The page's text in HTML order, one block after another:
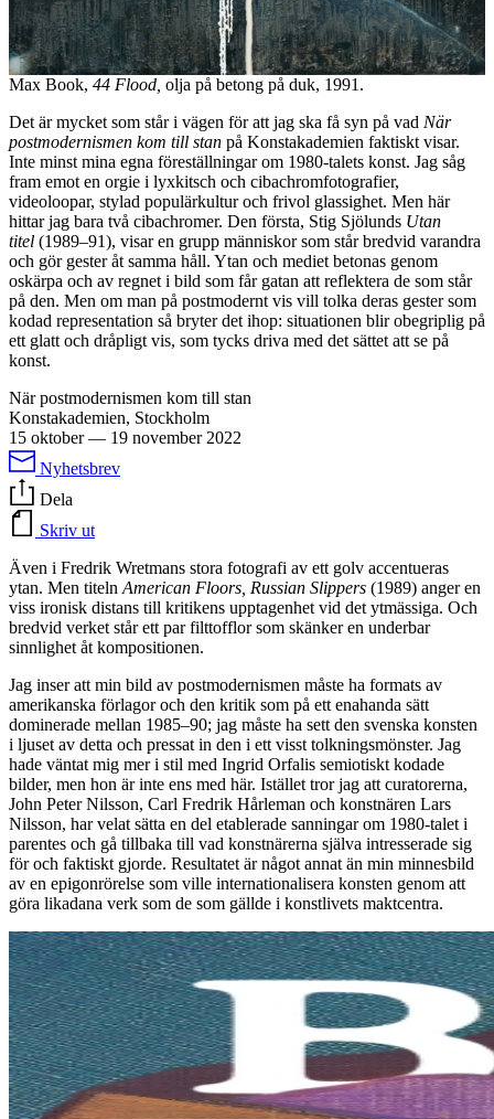
Max Book, 44 Flood, olja på betong på duk, 1991.
Det är mycket som står i vägen för att jag ska få syn på vad När
postmodernismen kom till stan på Konstakademien faktiskt visar.
Inte minst mina egna föreställningar om 1980-talets konst. Jag såg
fram emot en orgie i lyxkitsch och cibachromfotografier,
videoloopar, stylad populärkultur och frivol glassighet. Men här
hittar jag bara två cibachromer. Den första, Stig Sjölunds Utan
titel (1989–91), visar en grupp människor som står bredvid varandra
och gör gester åt samma håll. Ytan och mediet betonas genom
oskärpa och av regnet i bild som får gatan att reflektera de som står
på den. Men om man på postmodernt vis vill tolka deras gester som
kodad representation så bryter det ihop: situationen blir obegriplig på
ett glatt och dråpligt vis, som tycks driva med det sättet att se på
konst.
När postmodernismen kom till stan
Konstakademien, Stockholm
15 oktober— 19 november 2022
Nyhetsbrev
Dela
Skriv ut
Även i Fredrik Wretmans stora fotografi av ett golv accentueras
ytan. Men titeln American Floors, Russian Slippers (1989) anger en
viss ironisk distans till kritikens upptagenhet vid det ytmässiga. Och
bredvid verket står ett par filttofflor som skänker en underbar
sinnlighet åt kompositionen.
Jag inser att min bild av postmodernismen måste ha formats av
amerikanska förlagor och den kritik som på ett enahanda sätt
dominerade mellan 1985–90; jag måste ha sett den svenska konsten
i ljuset av detta och pressat in den i ett visst tolkningsmönster. Jag
hade väntat mig mer i stil med Ingrid Orfalis semiotiskt kodade
bilder, men hon är inte ens med här. Istället tror jag att curatorerna,
John Peter Nilsson, Carl Fredrik Hårleman och konstnären Lars
Nilsson, har velat sätta en del etablerade sanningar om 1980-talet i
parentes och gå tillbaka till vad konstnärerna själva intresserade sig
för och faktiskt gjorde. Resultatet är något annat än min minnesbild
av en epigonrörelse som ville internationalisera konsten genom att
göra likadana verk som de som gällde i konstlivets maktcentra.